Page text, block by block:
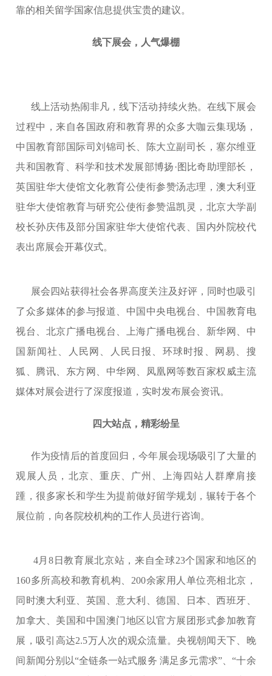
靠的相关留学国家信息提供宝贵的建议。
线下展会，人气爆棚
线上活动热闹非凡，线下活动持续火热。在线下展会
过程中，来自各国政府和教育界的众多大咖云集现场，
中国教育部国际司刘锦司长、陈大立副司长，塞尔维亚
共和国教育、科学和技术发展部博扬·图比奇助理部长，
英国驻华大使馆文化教育公使衔参赞汤志理，澳大利亚
驻华大使馆教育与研究公使衔参赞温凯灵，北京大学副
校长孙庆伟及部分国家驻华大使馆代表、国内外院校代
表出席展会开幕仪式。
展会四站获得社会各界高度关注及好评，同时也吸引
了众多媒体的参与报道、中国中央电视台、中国教育电
视台、北京广播电视台、上海广播电视台、新华网、中
国新闻社、人民网、人民日报、环球时报、网易、搜
狐、腾讯、东方网、中华网、凤凰网等数百家权威主流
媒体对展会进行了深度报道，实时发布展会资讯。
四大站点，精彩纷呈
作为疫情后的首度回归，今年展会现场吸引了大量的
观展人员，北京、重庆、广州、上海四站人群摩肩接
踵，很多家长和学生为提前做好留学规划，辗转于各个
展位前，向各院校机构的工作人员进行咨询。
4月8日教育展北京站，来自全球23个国家和地区的
160多所高校和教育机构、200余家用人单位亮相北京，
同时澳大利亚、英国、意大利、德国、日本、西班牙、
加拿大、美国和中国澳门地区以官方展团形式参加教育
展，吸引高达2.5万人次的观众流量。央视朝闻天下、晚
间新闻分别以“全链条一站式服务 满足多元需求”、“十余